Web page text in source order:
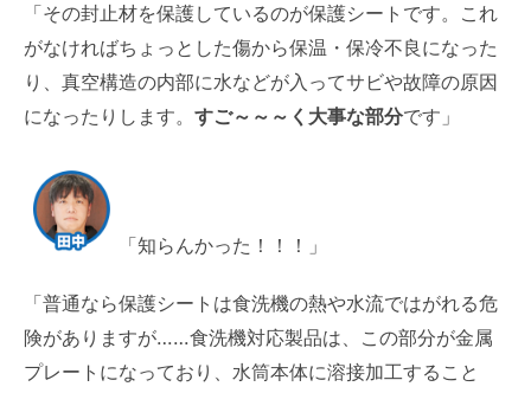
「その封止材を保護しているのが保護シートです。これ
がなければちょっとした傷から保温・保冷不良になった
り、真空構造の内部に水などが入ってサビや故障の原因
になったりします。 すご～～～く大事な部分です」
「知らんかった！！！」
「普通なら保護シートは食洗機の熱や水流ではがれる危
険がありますが……食洗機対応製品は、この部分が金属
プレートになっており、水筒本体に溶接加工すること